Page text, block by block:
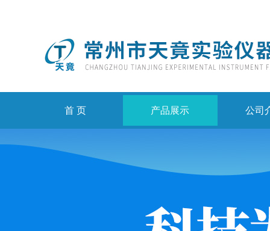
首 页 产品展示 公司